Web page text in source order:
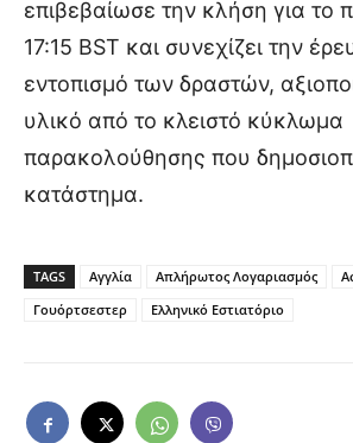
επιβεβαίωσε την κλήση για το
17:15 BST και συνεχίζει την
εντοπισμό των δραστών,
υλικό από το κλειστό κύκλωμα
παρακολούθησης που
κατάστημα.
TAGS Αγγλία Απλήρωτος Λογαριασμός
Γουόρτσεστερ
Ελληνικό Εστιατόριο